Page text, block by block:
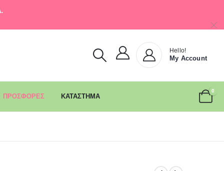
Hello!
My Account
ΠΡΟΣΦΟΡΕΣ ΚΑΤΑΣΤΗΜΑ
0